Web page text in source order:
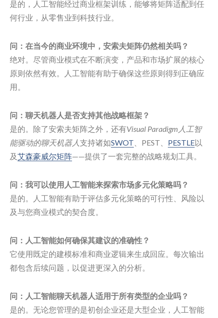
是的，人工智能经过商业框架训练，能够将矩阵适配到任
何行业，从零售业到科技行业。
问：在当今的商业环境中，安索夫矩阵仍然相关吗？
绝对。尽管商业模式在不断演变，产品和市场扩展的核心
原则依然有效。人工智能有助于确保这些原则得到正确应
用。
问：聊天机器人是否支持其他战略框架？
是的。除了安索夫矩阵之外，还有Visual Paradigm人工智
能驱动的聊天机器人支持诸如SWOT 、PEST、 PESTLE以
及艾森豪威尔矩阵——提供了一套完整的战略规划工具。
问：我可以使用人工智能来探索市场多元化策略吗？
是的。人工智能有助于评估多元化策略的可行性、风险以
及与您商业模式的契合度。
问：人工智能如何确保其建议的准确性？
它使用既定的建模标准和商业逻辑来生成回应。每次输出
都包含后续问题，以促进更深入的分析。
问：人工智能聊天机器人适用于所有类型的企业吗？
是的。无论您管理的是初创企业还是大型企业，人工智能